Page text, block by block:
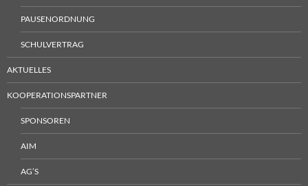
PAUSENORDNUNG
SCHULVERTRAG
AKTUELLES
KOOPERATIONSPARTNER
SPONSOREN
AIM
AG’S